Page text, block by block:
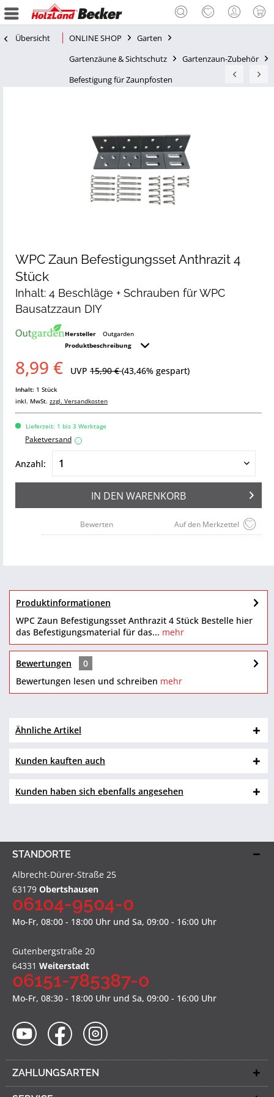
Übersicht ONLINE SHOP
Garten
Gartenzäune & Sichtschutz
Gartenzaun-Zubehör
Befestigung für Zaunpfosten
WPC Zaun Befestigungsset Anthrazit 4
Stück
Inhalt: 4 Beschläge + Schrauben für WPC
Bausatzzaun DIY
Hersteller
Outgarden
Produktbeschreibung
8,99 € UVP 15,90 €(43,46% gespart)
Inhalt: 1 Stück
inkl. MwSt. zzgl. Versandkosten
Lieferzeit: 1 bis 3 Werktage
Paketversand i
Anzahl:
IN DEN WARENKORB
Auf den Merkzettel
Bewerten
Produktinformationen
WPC Zaun Befestigungsset Anthrazit 4 Stück Bestelle hier
das Befestigungsmaterial für das... mehr
Bewertungen
0
Bewertungen lesen und schreiben mehr
Ähnliche Artikel
Kunden kauften auch
Kunden haben sich ebenfalls angesehen
STANDORTE
Albrecht-Dürer-Straße 25
63179 Obertshausen
06104-9504-0
Mo-Fr, 08:00 - 18:00 Uhr und Sa, 09:00 - 16:00 Uhr
Gutenbergstraße 20
64331 Weiterstadt
06151-785387-0
Mo-Fr, 08:30 - 18:00 Uhr und Sa, 09:00 - 16:00 Uhr
ZAHLUNGSARTEN